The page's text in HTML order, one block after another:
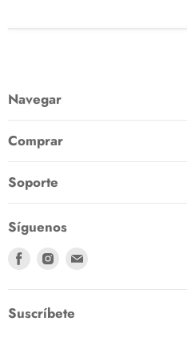
Navegar
Comprar
Soporte
Síguenos
EncuéntranosEncuéntranos
Suscríbete